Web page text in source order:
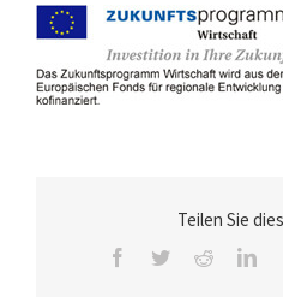
Teilen Sie
Facebook
TwitterReddit